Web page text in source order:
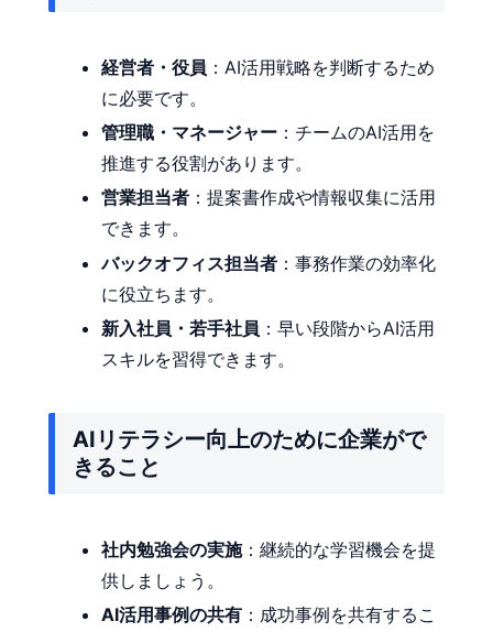
経営者・役員 ：AI活用戦略を判断するため
に必要です。
管理職・マネージャー ：チームのAI活用を
推進する役割があります。
営業担当者 ：提案書作成や情報収集に活用
できます。
バックオフィス担当者 ：事務作業の効率化
に役立ちます。
新入社員・若手社員 ：早い段階からAI活用
スキルを習得できます。
AIリテラシー向上のために企業がで
きること
社内勉強会の実施：継続的な学習機会を提
供しましょう。
AI活用事例の共有 ：成功事例を共有するこ